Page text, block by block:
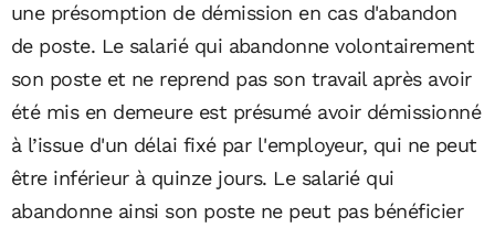
une présomption de démission en cas d'abandon
de poste. Le salarié qui abandonne volontairement
son poste et ne reprend pas son travail après avoir
été mis en demeure est présumé avoir démissionné
à l’issue d'un délai fixé par l'employeur, qui ne peut
être inférieur à quinze jours. Le salarié qui
abandonne ainsi son poste ne peut pas bénéficier